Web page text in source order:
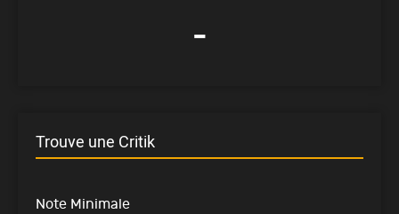
-
Trouve une Critik
Note Minimale